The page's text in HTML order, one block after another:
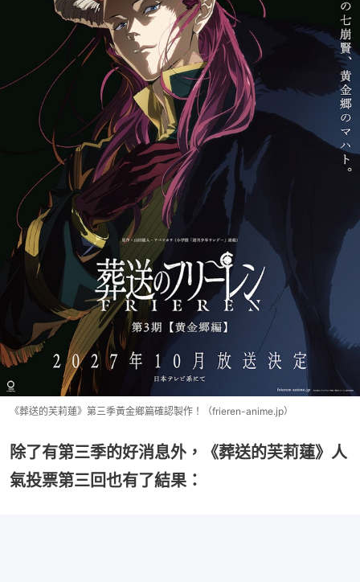
《葬送的芙莉蓮》第三季黃金鄉篇確認製作！（frieren-anime.jp）
除了有第三季的好消息外，《葬送的芙莉蓮》人
氣投票第三回也有了結果：